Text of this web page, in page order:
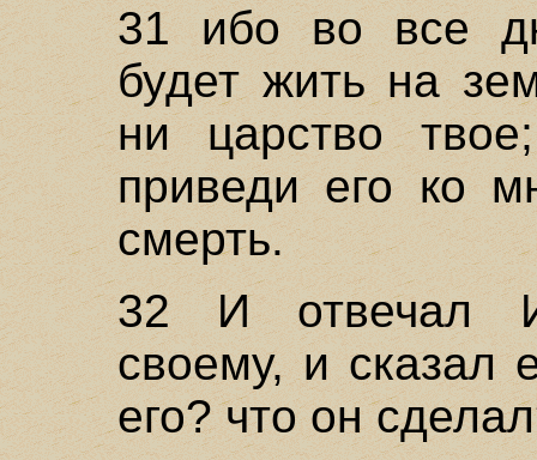
31 ибо во все
будет жить на
ни царство
приведи его ко
смерть.
32 И отвечал
своему, и сказал
его? что он